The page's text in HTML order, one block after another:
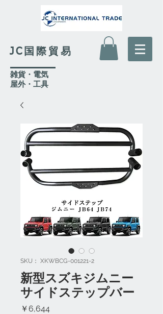
JC国際貿易
​雑貨・電気
​屋外・工具
SKU： XKWBCG-001221-2
新型スズキジムニー
サイドステップバー
￥6,644価